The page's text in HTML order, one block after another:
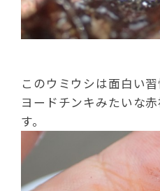
このウミウシは面白い
ヨードチンキみたいな
す。